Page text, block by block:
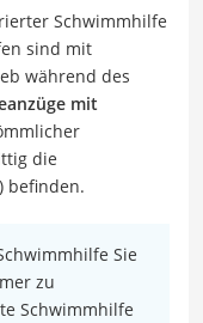
Schwimmhilfe
sind mit
während des
mit
die
befinden.
Sie
zu
Schwimmhilfe